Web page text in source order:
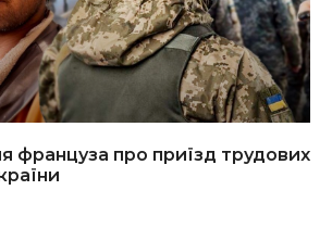
француза про приїзд трудових